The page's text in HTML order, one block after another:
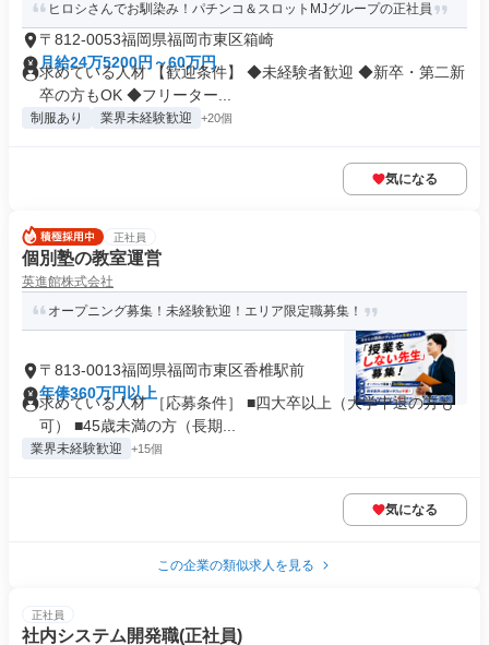
ヒロシさんでお馴染み！パチンコ＆スロットMJグループの正社員
〒812-0053福岡県福岡市東区箱崎
月給24万5200円～60万円
求めている人材 【歓迎条件】 ◆未経験者歓迎 ◆新卒・第二新
卒の方もOK ◆フリーター...
制服あり 業界未経験歓迎 +20個
気になる
正社員
個別塾の教室運営
英進館株式会社
オープニング募集！未経験歓迎！エリア限定職募集！
〒813-0013福岡県福岡市東区香椎駅前
年俸360万円以上
求めている人材 ［応募条件］ ■四大卒以上（大学中退の方も
可） ■45歳未満の方（長期...
業界未経験歓迎 +15個
気になる
この企業の類似求人を見る
正社員
社内システム開発職(正社員)